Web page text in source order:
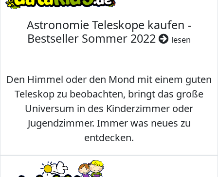
Astronomie Teleskope kaufen -
Bestseller Sommer 2022
lesen
Den Himmel oder den Mond mit einem guten
Teleskop zu beobachten, bringt das große
Universum in des Kinderzimmer oder
Jugendzimmer. Immer was neues zu
entdecken.